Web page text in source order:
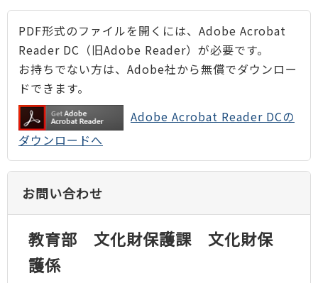
PDF形式のファイルを開くには、Adobe Acrobat
Reader DC（旧Adobe Reader）が必要です。
お持ちでない方は、Adobe社から無償でダウンロー
ドできます。
Adobe Acrobat Reader DCの
ダウンロードへ
お問い合わせ
教育部 文化財保護課 文化財保
護係